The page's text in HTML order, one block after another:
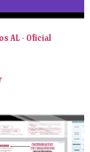
AL - Oficial